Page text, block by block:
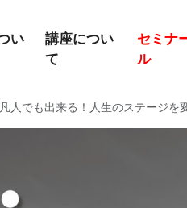
い
講座につい
て
セミナ
ル
凡人でも出来る！人生のステージを